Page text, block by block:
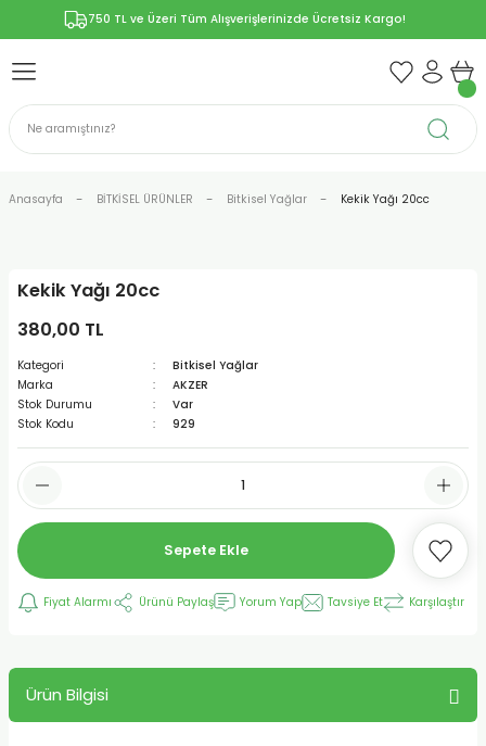
750 TL ve Üzeri Tüm Alışverişlerinizde Ücretsiz Kargo!
Geri Dön
Propolis
Geri Dön
Geri Dön
Geri Dön
KAPSÜLLER
Geri Dön
Anasayfa BİTKİSEL ÜRÜNLER Bitkisel Yağlar Kekik Yağı 20cc
Kekik Yağı 20cc
380,00 TL
Kategori
Bitkisel Yağlar
Marka
AKZER
Stok Durumu
Var
Stok Kodu
929
Sepete Ekle
Fiyat Alarmı Ürünü Paylaş Yorum Yap Tavsiye Et Karşılaştır
Ürün Bilgisi